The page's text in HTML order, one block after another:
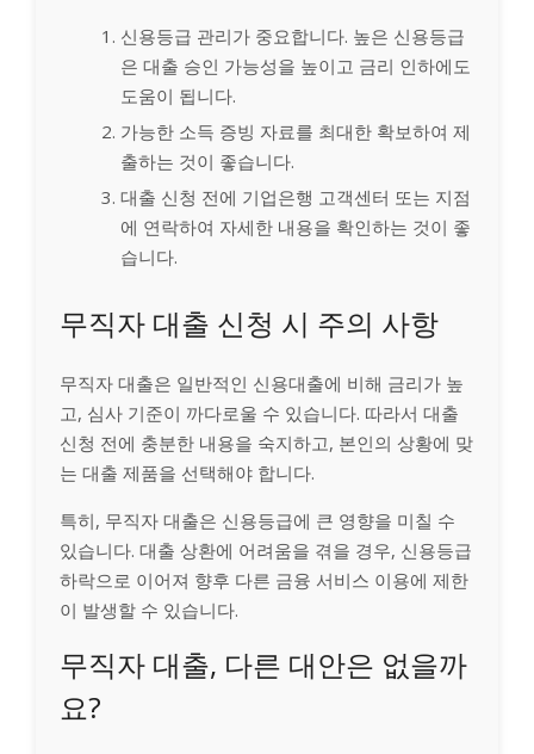
신용등급 관리가 중요합니다. 높은 신용등급
은 대출 승인 가능성을 높이고 금리 인하에도
도움이 됩니다.
가능한 소득 증빙 자료를 최대한 확보하여 제
출하는 것이 좋습니다.
대출 신청 전에 기업은행 고객센터 또는 지점
에 연락하여 자세한 내용을 확인하는 것이 좋
습니다.
무직자 대출 신청 시 주의 사항
무직자 대출은 일반적인 신용대출에 비해 금리가 높
고, 심사 기준이 까다로울 수 있습니다. 따라서 대출
신청 전에 충분한 내용을 숙지하고, 본인의 상황에 맞
는 대출 제품을 선택해야 합니다.
특히, 무직자 대출은 신용등급에 큰 영향을 미칠 수
있습니다. 대출 상환에 어려움을 겪을 경우, 신용등급
하락으로 이어져 향후 다른 금융 서비스 이용에 제한
이 발생할 수 있습니다.
무직자 대출, 다른 대안은 없을까
요?